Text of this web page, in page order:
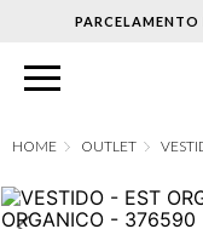
PARCELAMENTO
OUTLET